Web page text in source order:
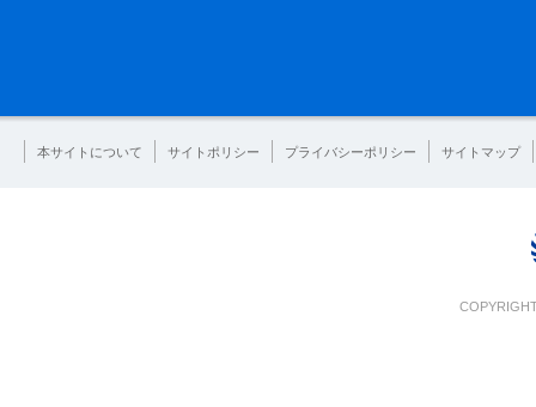
本サイトについて サイトポリシー プライバシーポリシー サイトマップ